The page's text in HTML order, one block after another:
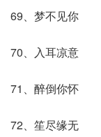
69、梦不见你
70、入耳凉意
71、醉倒你怀
72、笙尽缘无